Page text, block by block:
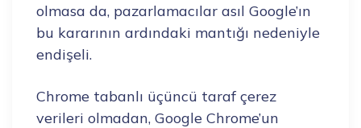
olmasa da, pazarlamacılar asıl Google’ın
bu kararının ardındaki mantığı nedeniyle
endişeli.
Chrome tabanlı üçüncü taraf çerez
verileri olmadan, Google Chrome’un